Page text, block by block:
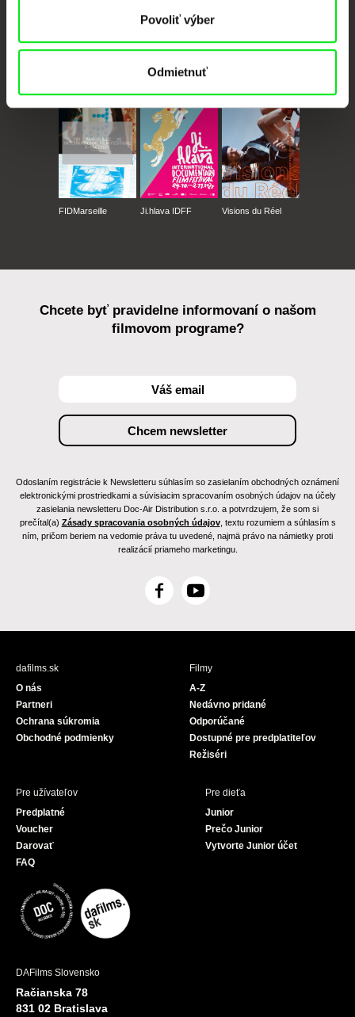
Povoliť výber
OdmietnuťAgainst Gravity
FIDMarseille Ji.hlava IDFF Visions du Réel
Chcete byť pravidelne informovaní o našom
filmovom programe?
Odoslaním registrácie k Newsletteru súhlasím so zasielaním obchodných oznámení
elektronickými prostriedkami a súvisiacim spracovaním osobných údajov na účely
zasielania newsletteru Doc-Air Distribution s.r.o. a potvrdzujem, že som si
prečítal(a) Zásady spracovania osobných údajov, textu rozumiem a súhlasím s
ním, pričom beriem na vedomie práva tu uvedené, najmä právo na námietky proti
realizácií priameho marketingu.
F
c
Y
u
e
dafilms.sk
O nás
Partneri
Ochrana súkromia
Obchodné podmienky
Filmy
A-Z
Nedávno pridané
Odporúčané
Dostupné pre predplatiteľov
Režiséri
Pre užívateľov
Predplatné
Voucher
Darovať
FAQ
Pre dieťa
Junior
Prečo Junior
Vytvorte Junior účet
DAFilms Slovensko
Račianska 78
831 02 Bratislava